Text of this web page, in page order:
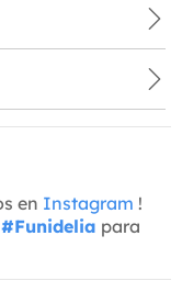
en Instagram !
#Funidelia para